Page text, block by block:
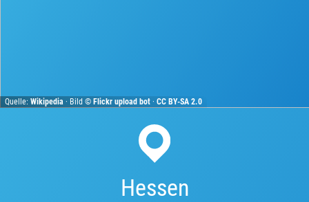
Quelle:Wikipedia · Bild ©Flickr upload bot ·CC BY-SA 2.0
Hessen